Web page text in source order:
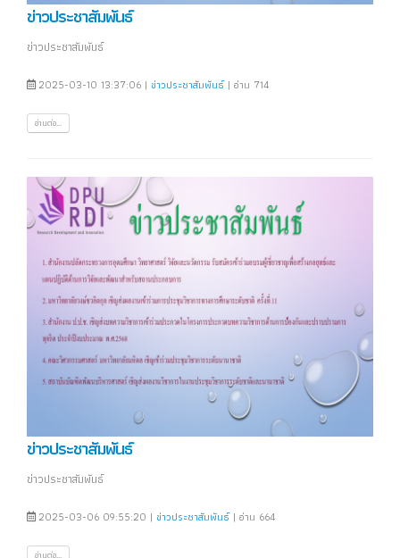
ข่าวประชาสัมพันธ์
ข่าวประชาสัมพันธ์
2025-03-10 13:37:06 | ข่าวประชาสัมพันธ์| อ่าน 714
อ่านต่อ...
ข่าวประชาสัมพันธ์
ข่าวประชาสัมพันธ์
2025-03-06 09:55:20 | ข่าวประชาสัมพันธ์| อ่าน 664
อ่านต่อ...